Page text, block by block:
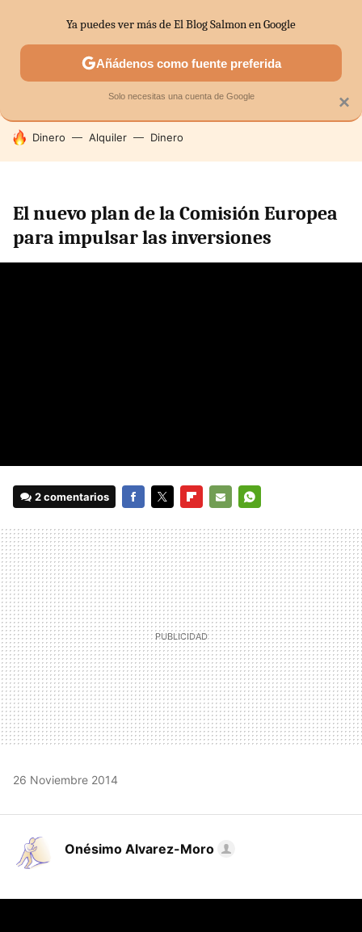
SECTORES ECONOMÍA DOMÉSTICA MERCADOS
HOY SE HABLA DE
Dinero Alquiler Dinero
El nuevo plan de la Comisión Europea
para impulsar las inversiones
2 comentarios
MAIL
26 Noviembre 2014
Onésimo Alvarez-Moro
×
Ya puedes ver más de El Blog Salmon en Google
Añádenos como fuente preferida
Solo necesitas una cuenta de Google